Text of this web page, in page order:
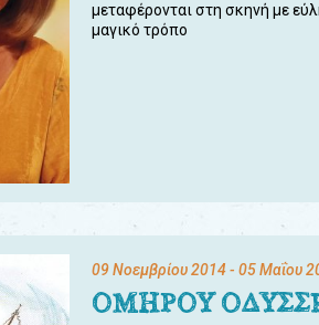
μεταφέρονται στη σκηνή με
μαγικό τρόπο
09 Νοεμβρίου 2014- 05 Μαΐου
ΟΜΗΡΟΥ